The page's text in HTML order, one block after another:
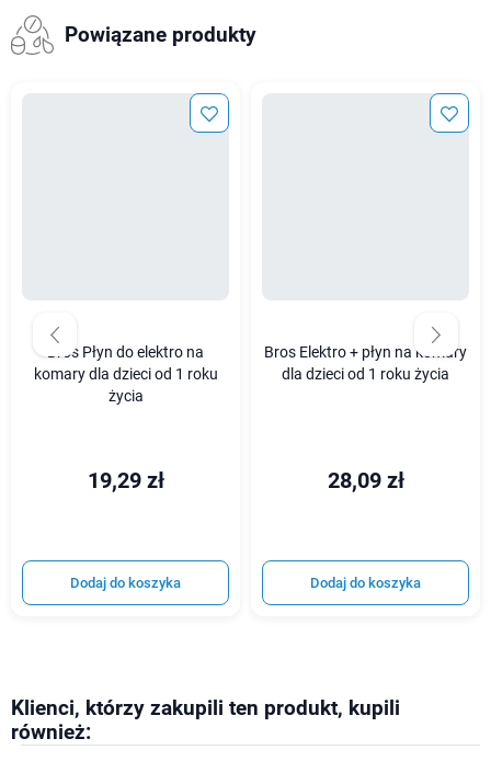
Powiązane produkty
Bros Płyn do elektro na
komary dla dzieci od 1 roku
życia
19,29 zł
Dodaj do koszyka
Bros Elektro + płyn na komary
dla dzieci od 1 roku życia
28,09 zł
Dodaj do koszyka
Klienci, którzy zakupili ten produkt, kupili
również: